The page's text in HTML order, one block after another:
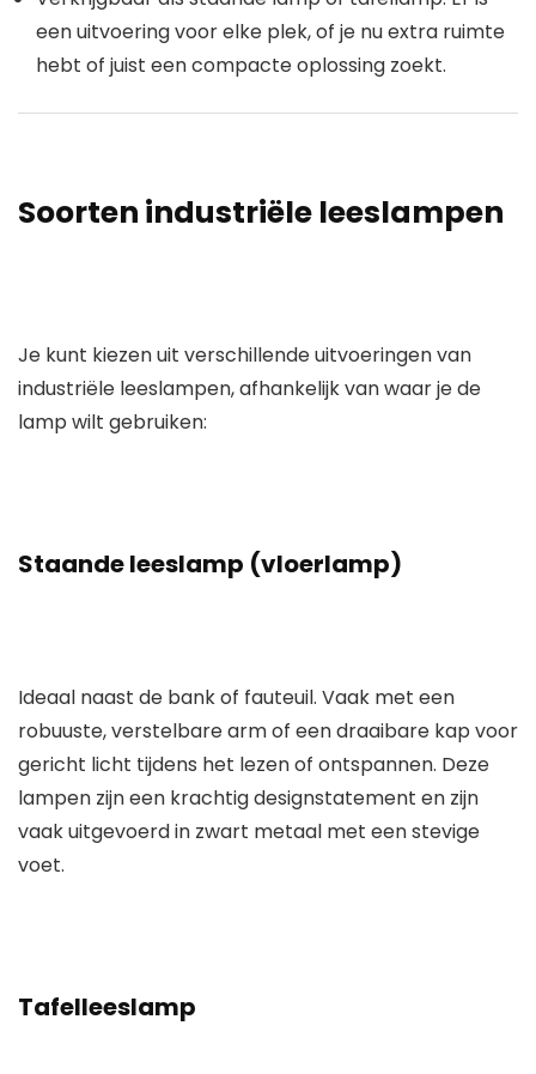
een uitvoering voor elke plek, of je nu extra ruimte
hebt of juist een compacte oplossing zoekt.
Soorten industriële leeslampen
Je kunt kiezen uit verschillende uitvoeringen van
industriële leeslampen, afhankelijk van waar je de
lamp wilt gebruiken:
Staande leeslamp (vloerlamp)
Ideaal naast de bank of fauteuil. Vaak met een
robuuste, verstelbare arm of een draaibare kap voor
gericht licht tijdens het lezen of ontspannen. Deze
lampen zijn een krachtig designstatement en zijn
vaak uitgevoerd in zwart metaal met een stevige
voet.
Tafelleeslamp